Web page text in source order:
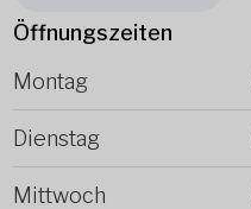
Öffnungszeiten
Montag
Dienstag
Mittwoch